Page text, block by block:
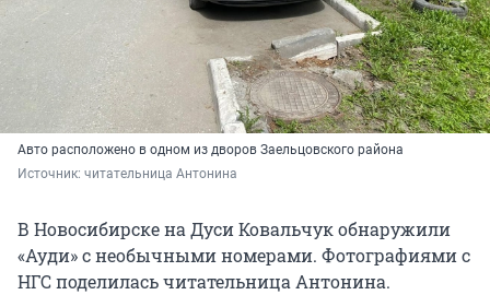
Авто расположено в одном из дворов Заельцовского района
Источник: читательница Антонина
В Новосибирске на Дуси Ковальчук обнаружили
«Ауди» с необычными номерами. Фотографиями с
НГС поделилась читательница Антонина.